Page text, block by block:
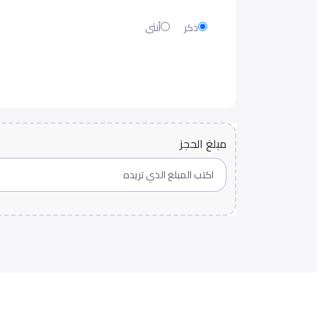
ذكر أنثى
مبلغ الحجز